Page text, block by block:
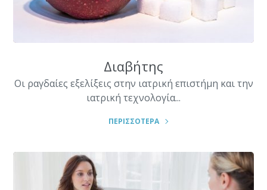
Διαβήτης
Οι ραγδαίες εξελίξεις στην ιατρική επιστήμη και την
ιατρική τεχνολογία...
ΠΕΡΙΣΣΟΤΕΡΑ